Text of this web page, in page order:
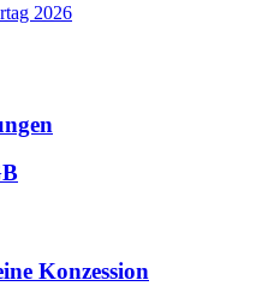
2026
Konzession